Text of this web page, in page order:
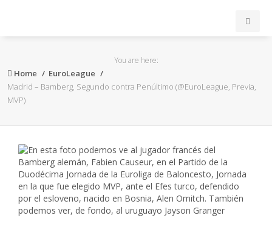
ACB
FEB
FIBA
OTROS
You are here:
Home
EuroLeague
Madrid – Bamberg, Segundo contra Penúltimo (@EuroLeague, Previa,
MVP)